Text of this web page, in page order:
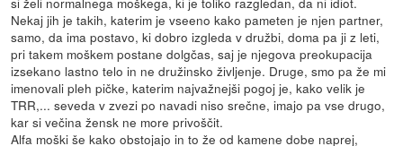
Nekaj jih je takih, katerim je vseeno kako pameten je njen partner,
samo, da ima postavo, ki dobro izgleda v družbi, doma pa ji z leti,
pri takem moškem postane dolgčas, saj je njegova preokupacija
izsekano lastno telo in ne družinsko življenje. Druge, smo pa že mi
imenovali pleh pičke, katerim najvažnejši pogoj je, kako velik je
TRR,... seveda v zvezi po navadi niso srečne, imajo pa vse drugo,
kar si večina žensk ne more privoščit.
Alfa moški še kako obstojajo in to že od kamene dobe naprej,